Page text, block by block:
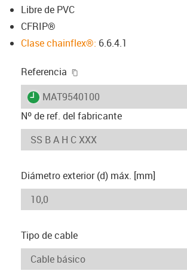
Libre de PVC
CFRIP®
Clase chainflex®: 6.6.4.1
Referencia
igus-icon-lieferzeit
MAT9540100
Nº de ref. del fabricante
Diámetro exterior (d) máx. [mm]
Tipo de cable